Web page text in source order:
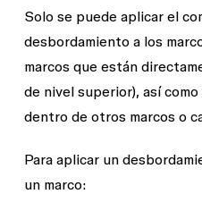
Solo se puede aplicar el
desbordamiento a los
marcos que están
de nivel superior), así
dentro de otros marcos o
Para aplicar un
un marco: